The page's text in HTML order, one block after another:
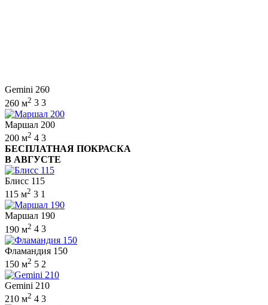
Gemini 260
260 м2 3 3
Маршал 200
200 м2 4 3
БЕСПЛАТНАЯ ПОКРАСКА
В АВГУСТЕ
Блисс 115
115 м2 3 1
Маршал 190
190 м2 4 3
Фламандия 150
150 м2 5 2
Gemini 210
210 м2 4 3